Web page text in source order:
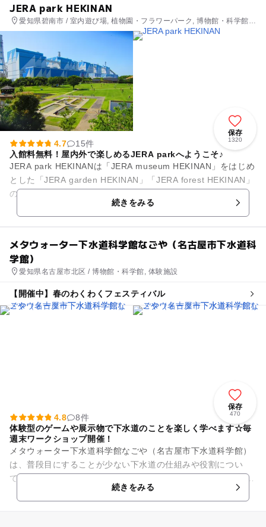
JERA park HEKINAN
愛知県碧南市 / 室内遊び場, 植物園・フラワーパーク, 博物館・科学館,
社会見学, 公園・総合公園
保存
1320
4.7
15件
入館料無料！屋内外で楽しめるJERA parkへようこそ♪
JERA park HEKINANは「JERA museum HEKINAN」をはじめ
とした「JERA garden HEKINAN」「JERA forest HEKINAN」
の3つの施設を総称...
続きをみる
メタウォーター下水道科学館なごや（名古屋市下水道科
学館）
愛知県名古屋市北区 / 博物館・科学館, 体験施設
【開催中】春のわくわくフェスティバル
保存
470
4.8
8件
体験型のゲームや展示物で下水道のことを楽しく学べます☆毎
週末ワークショップ開催！
メタウォーター下水道科学館なごや（名古屋市下水道科学館）
は、普段目にすることが少ない下水道の仕組みや役割につい
て、体験を交えながら楽しく学ぶことができる施設です。 令和
元年７月に開館30周年を...続きをみる